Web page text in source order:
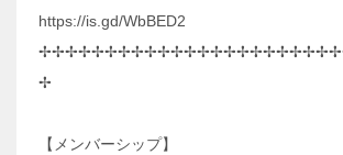
https://is.gd/WbBED2
✢
【メンバーシップ】